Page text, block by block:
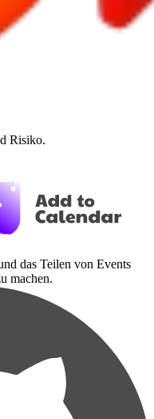
Risiko.
das Teilen von Events
machen.